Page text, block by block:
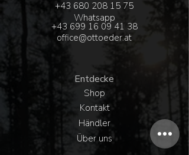
+43 680 208 15 75
Whatsapp
+43 699 16 09 41 38
office@ottoeder.at
Entdecke
Shop
Kontakt
Händler
Über uns